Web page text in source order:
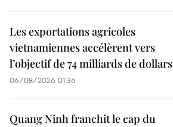
Les exportations agricoles
vietnamiennes accélèrent vers
l’objectif de 74 milliards de dollars
06/08/2026 01:36
Quang Ninh franchit le cap du